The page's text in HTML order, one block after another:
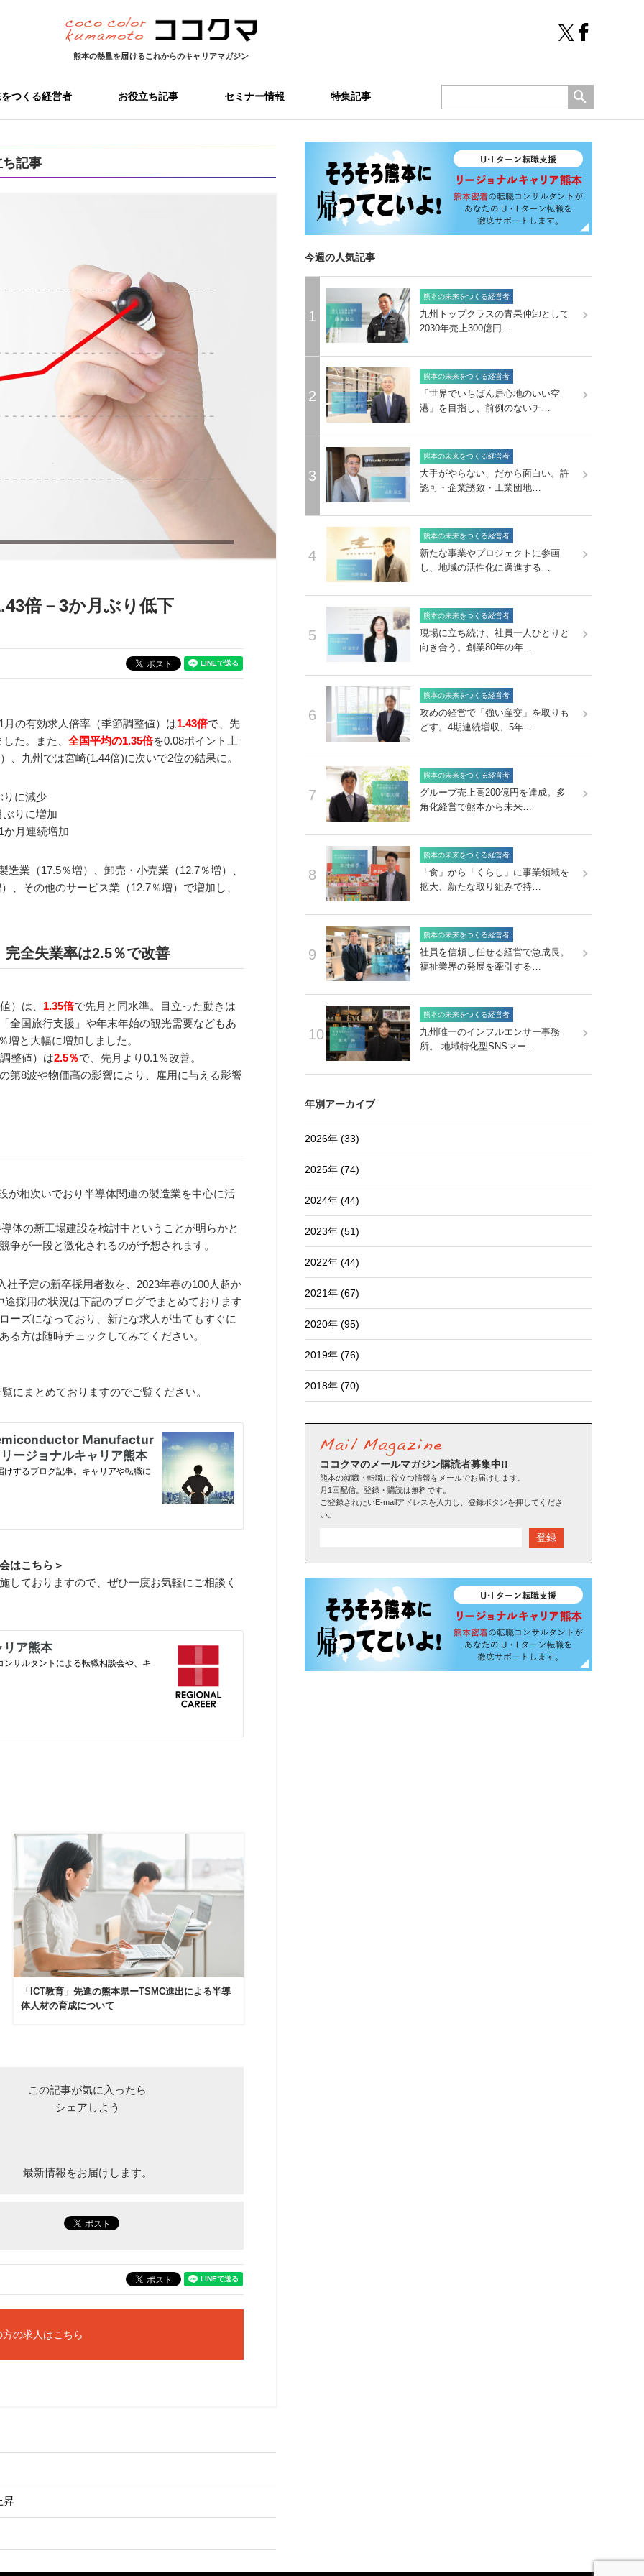
熊本の熱量を届けるこれからのキャリアマガジン
つくる経営者 お役立ち記事 セミナー情報 特集記事
記事
倍－3か月ぶり低下
の有効求人倍率（季節調整値）は1.43倍で、先
た。また、 全国平均の1.35倍を0.08ポイント上
九州では宮崎(1.44倍)に次いで2位の結果に。
に減少
りに増加
月連続増加
業（17.5％増）、卸売・小売業（12.7％増）、
、その他のサービス業（12.7％増）で増加し、
全失業率は2.5％で改善
）は、 1.35倍で先月と同水準。目立った動きは
全国旅行支援」や年末年始の観光需要などもあ
増と大幅に増加しました。
整値）は2.5％で、先月より0.1％改善。
第8波や物価高の影響により、雇用に与える影響
が相次いでおり半導体関連の製造業を中心に活
体の新工場建設を検討中ということが明らかと
が一段と激化されるのが予想されます。
予定の新卒採用者数を、2023年春の100人超か
採用の状況は下記のブログでまとめております
ーズになっており、新たな求人が出てもすぐに
る方は随時チェックしてみてください。
にまとめておりますのでご覧ください。
はこちら＞
しておりますので、ぜひ一度お気軽にご相談く
「ICT教育」先進の熊本県ーTSMC進出による半導
体人材の育成について
この記事が気に入ったら
シェアしよう
最新情報をお届けします。
の求人はこちら
昇
今週の人気記事
1
熊本の未来をつくる経営者
九州トップクラスの青果仲卸として
2030年売上300億円…
2
熊本の未来をつくる経営者
「世界でいちばん居心地のいい空
港」を目指し、前例のないチ…
3
熊本の未来をつくる経営者
大手がやらない、だから面白い。許
認可・企業誘致・工業団地…
4
熊本の未来をつくる経営者
新たな事業やプロジェクトに参画
し、地域の活性化に邁進する…
5
熊本の未来をつくる経営者
現場に立ち続け、社員一人ひとりと
向き合う。創業80年の年…
6
熊本の未来をつくる経営者
攻めの経営で「強い産交」を取りも
どす。4期連続増収、5年…
7
熊本の未来をつくる経営者
グループ売上高200億円を達成。多
角化経営で熊本から未来…
8
熊本の未来をつくる経営者
「食」から「くらし」に事業領域を
拡大、新たな取り組みで持…
9
熊本の未来をつくる経営者
社員を信頼し任せる経営で急成長。
福祉業界の発展を牽引する…
10
熊本の未来をつくる経営者
九州唯一のインフルエンサー事務
所。 地域特化型SNSマー…
年別アーカイブ
2026年 (33)
2025年 (74)
2024年 (44)
2023年 (51)
2022年 (44)
2021年 (67)
2020年 (95)
2019年 (76)
2018年 (70)
ココクマのメールマガジン購読者募集中!!
熊本の就職・転職に役立つ情報をメールでお届けします。
月1回配信。登録・購読は無料です。
ご登録されたいE-mailアドレスを入力し、登録ボタンを押してくださ
い。
登録